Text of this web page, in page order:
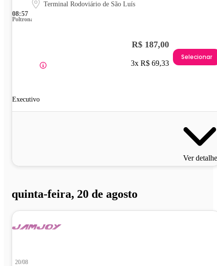
08:57
Terminal Rodoviário de São Luís
Poltrona
Executivo
R$ 187,00
3x R$ 69,33
Selecionar
Ver
quinta-feira, 20 de agosto
20/08